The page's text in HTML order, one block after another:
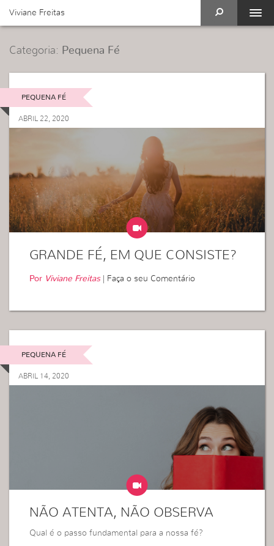
Viviane Freitas
Categoria: Pequena Fé
PEQUENA FÉ
ABRIL 22, 2020
GRANDE FÉ, EM QUE CONSISTE?
Por Viviane Freitas| Faça o seu Comentário
PEQUENA FÉ
ABRIL 14, 2020
NÃO ATENTA, NÃO OBSERVA
Qual é o passo fundamental para a nossa fé?